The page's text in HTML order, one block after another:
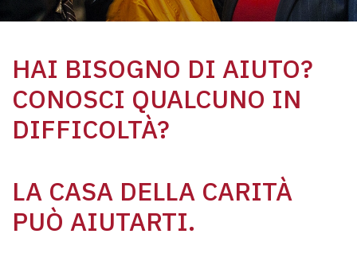
HAI BISOGNO DI AIUTO?
CONOSCI QUALCUNO IN
DIFFICOLTÀ?
LA CASA DELLA CARITÀ
PUÒ AIUTARTI.